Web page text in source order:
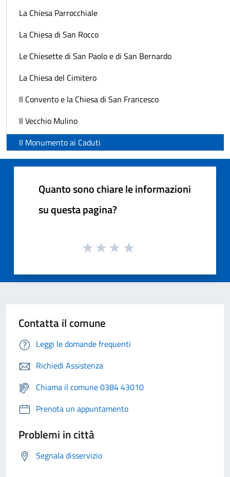
La Chiesa Parrocchiale
La Chiesa di San Rocco
Le Chiesette di San Paolo e di San Bernardo
La Chiesa del Cimitero
Il Convento e la Chiesa di San Francesco
Il Vecchio Mulino
Il Monumento ai Caduti
Quanto sono chiare le informazioni
su questa pagina?
Contatta il comune
Leggi le domande frequenti
Richiedi Assistenza
Chiama il comune 0384 43010
Prenota un appuntamento
Problemi in città
Segnala disservizio